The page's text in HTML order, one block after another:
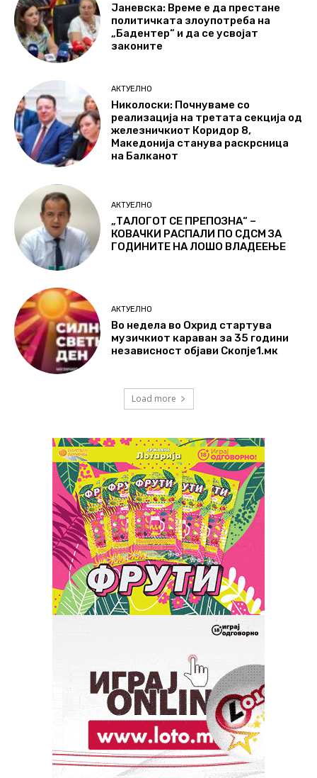
Јаневска: Време е да престане
политичката злоупотреба на
„Бадентер“ и да се усвојат
законите
АКТУЕЛНО
Николоски: Почнуваме со
реализација на третата секција од
железничкиот Коридор 8,
Македонија станува раскрсница
на Балканот
АКТУЕЛНО
„ТАЛОГОТ СЕ ПРЕПОЗНА“ –
КОВАЧКИ РАСПАЛИ ПО СДСМ ЗА
ГОДИНИТЕ НА ЛОШО ВЛАДЕЕЊЕ
АКТУЕЛНО
Во недела во Охрид стартува
музичкиот караван за 35 години
независност објави Скопје1.мк
Load more